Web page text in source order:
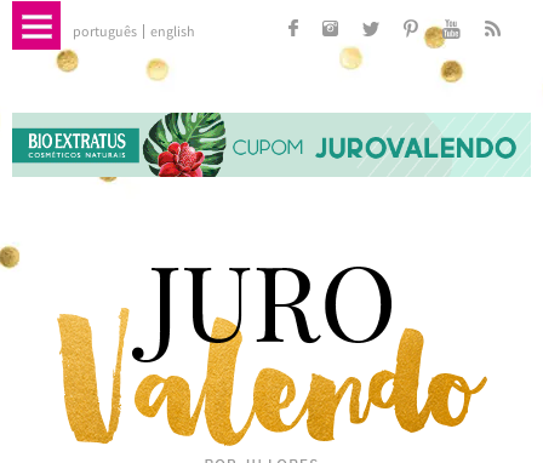
português english